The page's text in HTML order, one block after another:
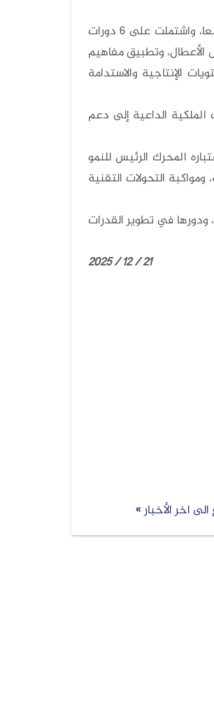
ونفذت البرامج التدريبية عبر 3 مراحل، بمشاركة 30 مهندسا وفنيا متخصصا من العاملين في 25 مصنعا، واشتملت على 6 دورات
الأعطال، وتطبيق مفاهيم
الإنتاجية والاستدامة
الداعية إلى دعم
المحرك الرئيس للنمو
التحولات التقنية
ودورها في تطوير القدرات
21 / 12 / 2025
اخر الأخبار »